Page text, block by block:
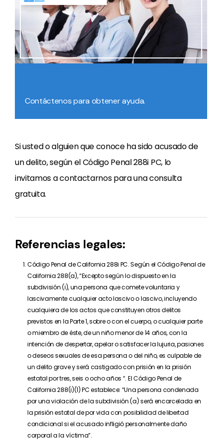
Contáctenos para obtener ayuda.
Si usted o alguien que conoce ha sido acusado de
un delito, según el Código Penal 288i PC, lo
invitamos a contactarnos para una consulta
gratuita.
Referencias legales:
Código Penal de California 288i PC. Según el Código Penal de
California 288(a), “Excepto según lo dispuesto en la
subdivisión (i), una persona que comete voluntaria y
lascivamente cualquier acto lascivo o lascivo, incluyendo
cualquiera de los actos que constituyen otros delitos
previstos en la Parte 1, sobre o con el cuerpo, o cualquier parte
o miembro de éste, de un niño menor de 14 años, con la
intención de despertar, apelar o satisfacer la lujuria, pasiones
o deseos sexuales de esa persona o del niño, es culpable de
un delito grave y será castigado con prisión en la prisión
estatal por tres, seis o ocho años “. El Código Penal de
California 288(i)(1) PC establece: “Una persona condenada
por una violación de la subdivisión (a) será encarcelada en
la prisión estatal de por vida con posibilidad de libertad
condicional si el acusado infligió personalmente daño
corporal a la víctima”.